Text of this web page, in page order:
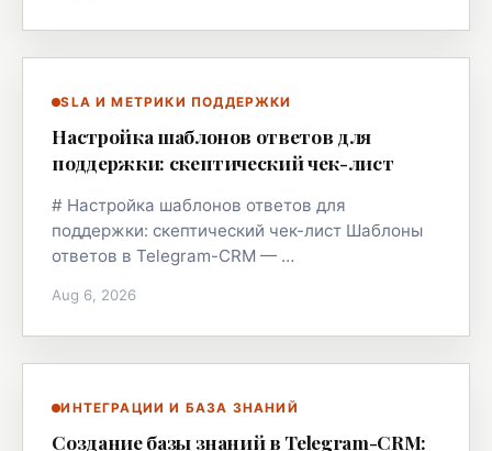
SLA И МЕТРИКИ ПОДДЕРЖКИ
Настройка шаблонов ответов для
поддержки: скептический чек-лист
# Настройка шаблонов ответов для
поддержки: скептический чек-лист Шаблоны
ответов в Telegram-CRM — …
Aug 6, 2026
ИНТЕГРАЦИИ И БАЗА ЗНАНИЙ
Создание базы знаний в Telegram-CRM: